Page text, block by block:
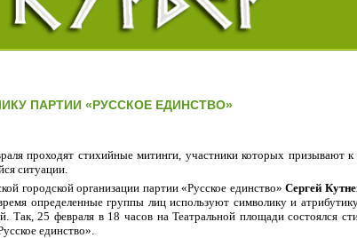
ПАРТИИ «РУССКОЕ ЕДИНСТВО»
проходят стихийные митинги, участники которых призывают
ситуации.
городской организации партии «Русское единство»Сергей
определенные группы лиц используют символику и
Так, 25 февраля в 18 часов на Театральной площади состоялся
единство».